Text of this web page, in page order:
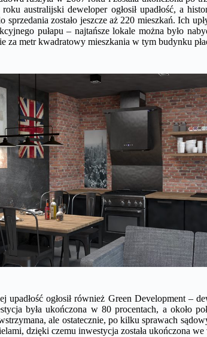
australijski deweloper ogłosił upadłość, a
sprzedania zostało jeszcze aż 220 mieszkań. Ich
pułapu – najtańsze lokale można było
za metr kwadratowy mieszkania w tym budynku
upadłość ogłosił również Green Development –
była ukończona w 80 procentach, a około
ale ostatecznie, po kilku sprawach
dzięki czemu inwestycja została ukończona